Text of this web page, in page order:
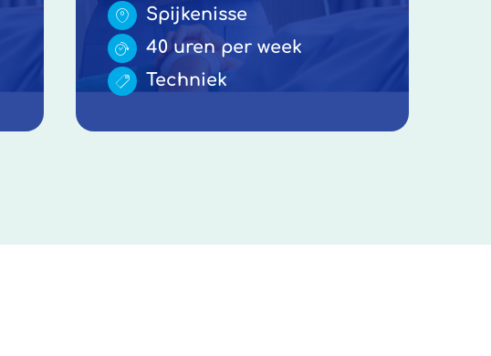
Spijkenisse
40 uren per week
Techniek